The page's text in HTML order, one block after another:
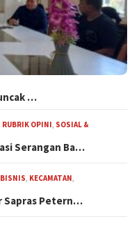
…
RUBRIK OPINI, SOSIAL &
Serangan Ba…
, KECAMATAN,
Sapras Petern…